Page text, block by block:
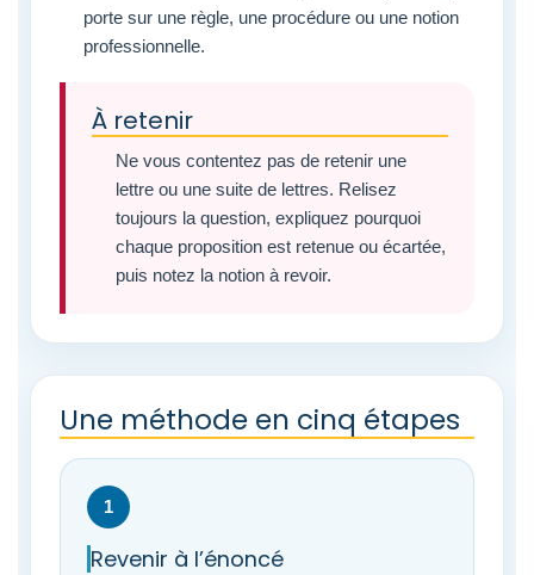
porte sur une règle, une procédure ou une notion
professionnelle.
À retenir
Ne vous contentez pas de retenir une
lettre ou une suite de lettres. Relisez
toujours la question, expliquez pourquoi
chaque proposition est retenue ou écartée,
puis notez la notion à revoir.
Une méthode en cinq étapes
1
Revenir à l’énoncé